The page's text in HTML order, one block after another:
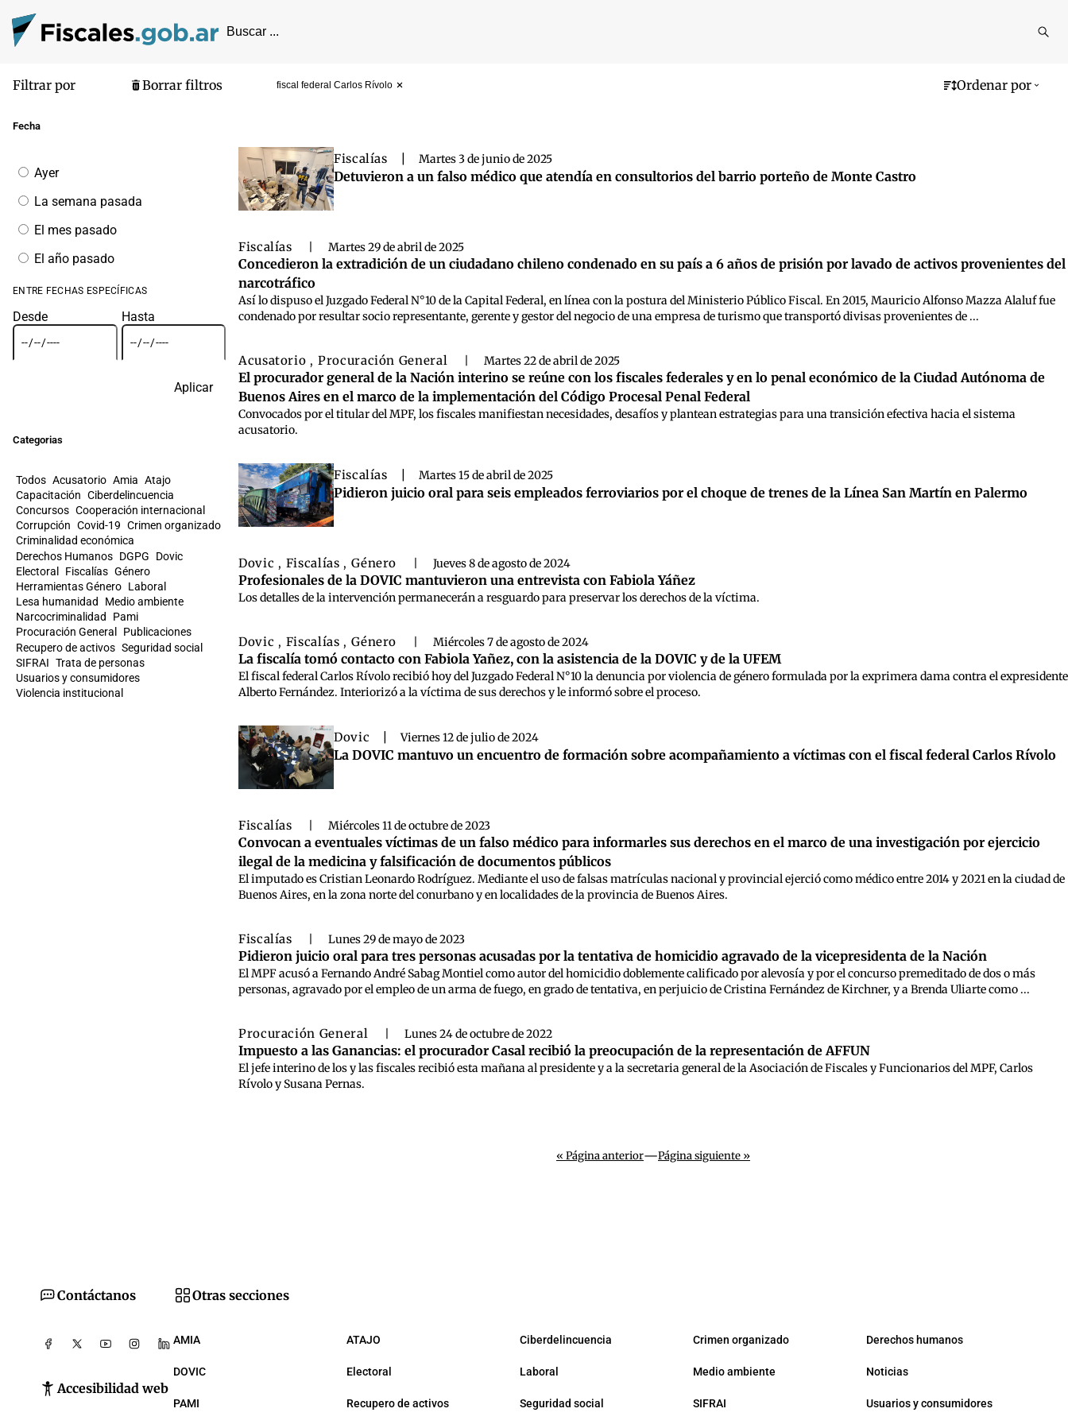
Filtrar por Borrar filtros fiscal federal Carlos Rívolo Ordenar por
Fecha
Filtrar
por
fecha
Ayer
La semana pasada
El mes pasado
El año pasado
ENTRE FECHAS ESPECÍFICAS
Desde Hasta
Aplicar
Categorias
Todos Acusatorio Amia Atajo
Capacitación Ciberdelincuencia
Concursos Cooperación internacional
Corrupción Covid-19 Crimen organizado
Criminalidad económica
Derechos Humanos DGPG
Dovic
Electoral
Fiscalías Género
Herramientas Género Laboral
Lesa humanidad
Medio ambiente
Narcocriminalidad
Pami
Procuración General
Publicaciones
Recupero de activos Seguridad social
SIFRAI Trata de personas
Usuarios y consumidores
Violencia institucional
Fiscalías Martes 3 de junio de 2025
Detuvieron a un falso médico que atendía en consultorios del barrio porteño de Monte Castro
Fiscalías Martes 29 de abril de 2025
Concedieron la extradición de un ciudadano chileno condenado en su país a 6 años de prisión por lavado de activos provenientes del
narcotráfico
Así lo dispuso el Juzgado Federal N°10 de la Capital Federal, en línea con la postura del Ministerio Público Fiscal. En 2015, Mauricio Alfonso Mazza Alaluf fue
condenado por resultar socio representante, gerente y gestor del negocio de una empresa de turismo que transportó divisas provenientes de ...
Acusatorio , Procuración General Martes 22 de abril de 2025
El procurador general de la Nación interino se reúne con los fiscales federales y en lo penal económico de la Ciudad Autónoma de
Buenos Aires en el marco de la implementación del Código Procesal Penal Federal
Convocados por el titular del MPF, los fiscales manifiestan necesidades, desafíos y plantean estrategias para una transición efectiva hacia el sistema
acusatorio.
Fiscalías Martes 15 de abril de 2025
Pidieron juicio oral para seis empleados ferroviarios por el choque de trenes de la Línea San Martín en Palermo
Dovic , Fiscalías , Género Jueves 8 de agosto de 2024
Profesionales de la DOVIC mantuvieron una entrevista con Fabiola Yáñez
Los detalles de la intervención permanecerán a resguardo para preservar los derechos de la víctima.
Dovic , Fiscalías , Género Miércoles 7 de agosto de 2024
La fiscalía tomó contacto con Fabiola Yañez, con la asistencia de la DOVIC y de la UFEM
El fiscal federal Carlos Rívolo recibió hoy del Juzgado Federal N°10 la denuncia por violencia de género formulada por la exprimera dama contra el expresidente
Alberto Fernández. Interiorizó a la víctima de sus derechos y le informó sobre el proceso.
Dovic Viernes 12 de julio de 2024
La DOVIC mantuvo un encuentro de formación sobre acompañamiento a víctimas con el fiscal federal Carlos Rívolo
Fiscalías Miércoles 11 de octubre de 2023
Convocan a eventuales víctimas de un falso médico para informarles sus derechos en el marco de una investigación por ejercicio
ilegal de la medicina y falsificación de documentos públicos
El imputado es Cristian Leonardo Rodríguez. Mediante el uso de falsas matrículas nacional y provincial ejerció como médico entre 2014 y 2021 en la ciudad de
Buenos Aires, en la zona norte del conurbano y en localidades de la provincia de Buenos Aires.
Fiscalías Lunes 29 de mayo de 2023
Pidieron juicio oral para tres personas acusadas por la tentativa de homicidio agravado de la vicepresidenta de la Nación
El MPF acusó a Fernando André Sabag Montiel como autor del homicidio doblemente calificado por alevosía y por el concurso premeditado de dos o más
personas, agravado por el empleo de un arma de fuego, en grado de tentativa, en perjuicio de Cristina Fernández de Kirchner, y a Brenda Uliarte como ...
Procuración General Lunes 24 de octubre de 2022
Impuesto a las Ganancias: el procurador Casal recibió la preocupación de la representación de AFFUN
El jefe interino de los y las fiscales recibió esta mañana al presidente y a la secretaria general de la Asociación de Fiscales y Funcionarios del MPF, Carlos
Rívolo y Susana Pernas.
« Página anterior—Página siguiente »
Contáctanos
Accesibilidad web
Otras secciones
AMIA ATAJO Ciberdelincuencia Crimen organizado Derechos humanos
DOVIC Electoral Laboral Medio ambiente Noticias
PAMI Recupero de activos Seguridad social SIFRAI Usuarios y consumidores